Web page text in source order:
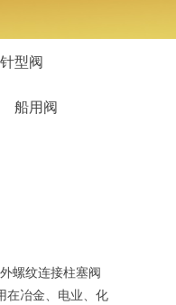
针型阀
船用阀
螺纹连接柱塞阀
在冶金、电业、化